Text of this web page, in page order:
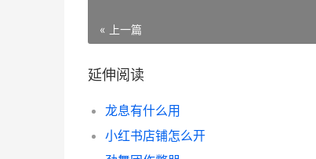
« 上一篇
延伸阅读
龙息有什么用
小红书店铺怎么开